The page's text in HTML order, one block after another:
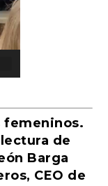
femeninos.
de
Barga
CEO de